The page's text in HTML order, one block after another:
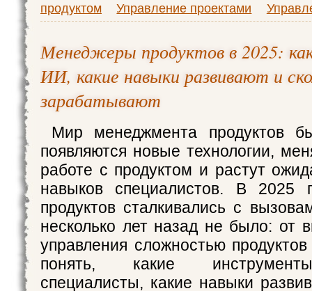
продуктом
Управление проектами
Менеджеры продуктов в 2025:
ИИ, какие навыки развивают и
зарабатывают
Мир менеджмента продуктов
появляются новые технологии,
работе с продуктом и растут
навыков специалистов. В 2025
продуктов сталкивались с
несколько лет назад не было: от
управления сложностью
понять, какие
специалисты, какие навыки